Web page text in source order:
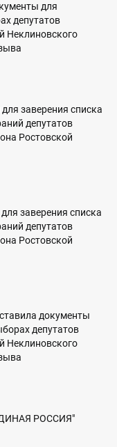
для
депутатов
Неклиновского
заверения списка
депутатов
Ростовской
заверения списка
депутатов
Ростовской
документы
депутатов
Неклиновского
РОССИЯ"